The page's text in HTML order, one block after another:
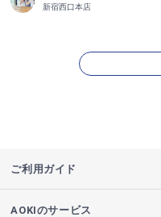
新宿西口本店
ご利用ガイド
AOKIのサービス